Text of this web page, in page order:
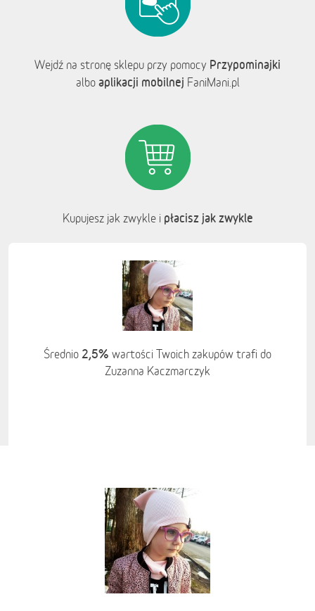
Wejdź na stronę sklepu przy pomocy Przypominajki
albo aplikacji mobilnej FaniMani.pl
Kupujesz jak zwykle i płacisz jak zwykle
Średnio 2,5% wartości Twoich zakupów trafi do
Zuzanna Kaczmarczyk